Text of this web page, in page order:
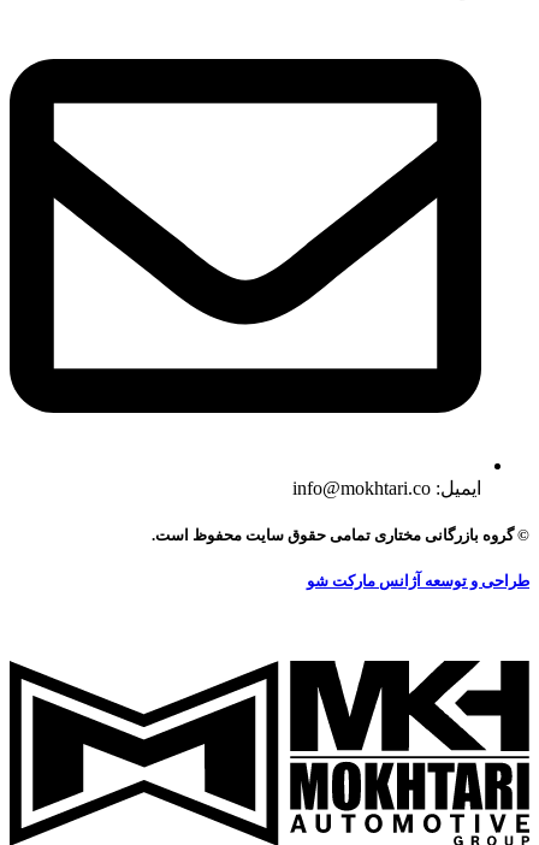
ایمیل: info@mokhtari.co
© گروه بازرگانی مختاری تمامی حقوق سایت محفوظ است.
طراحی و توسعه آژانس مارکت شو